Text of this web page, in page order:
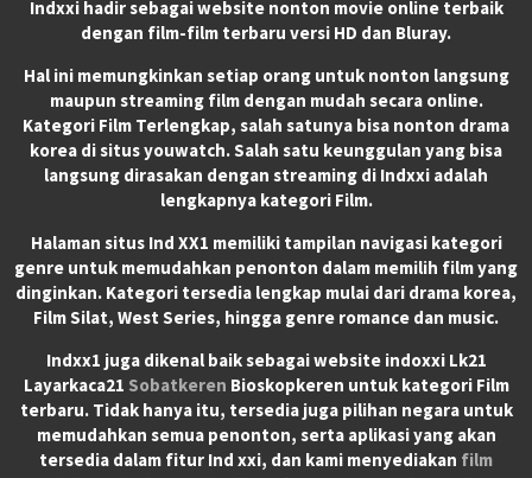
Indxxi hadir sebagai website nonton movie online terbaik
dengan film-film terbaru versi HD dan Bluray.
Hal ini memungkinkan setiap orang untuk nonton langsung
maupun streaming film dengan mudah secara online.
Kategori Film Terlengkap, salah satunya bisa nonton drama
korea di situs youwatch. Salah satu keunggulan yang bisa
langsung dirasakan dengan streaming di Indxxi adalah
lengkapnya kategori Film.
Halaman situs Ind XX1 memiliki tampilan navigasi kategori
genre untuk memudahkan penonton dalam memilih film yang
dinginkan. Kategori tersedia lengkap mulai dari drama korea,
Film Silat, West Series, hingga genre romance dan music.
Indxx1 juga dikenal baik sebagai website indoxxi Lk21
Layarkaca21 Sobatkeren Bioskopkeren untuk kategori Film
terbaru. Tidak hanya itu, tersedia juga pilihan negara untuk
memudahkan semua penonton, serta aplikasi yang akan
tersedia dalam fitur Ind xxi, dan kami menyediakan film